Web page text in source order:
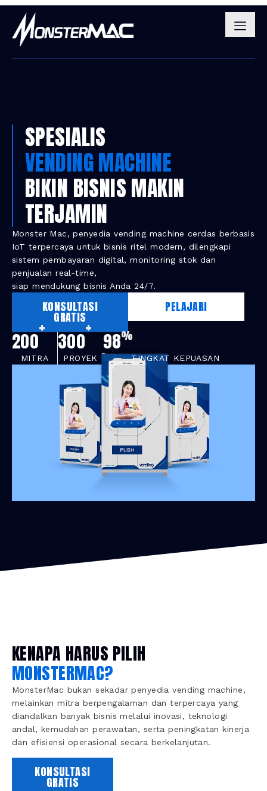
SPESIALIS
VENDING MACHINE
BIKIN BISNIS MAKIN
TERJAMIN
Monster Mac, penyedia vending machine cerdas berbasis
IoT terpercaya untuk bisnis ritel modern, dilengkapi
sistem pembayaran digital, monitoring stok dan
penjualan real-time,
siap mendukung bisnis Anda 24/7.
KONSULTASI
GRATIS
PELAJARI
200
+
MITRA
300
+
PROYEK
98%
TINGKAT KEPUASAN
KENAPA HARUS PILIH
MONSTERMAC?
MonsterMac bukan sekadar penyedia vending machine,
melainkan mitra berpengalaman dan terpercaya yang
diandalkan banyak bisnis melalui inovasi, teknologi
andal, kemudahan perawatan, serta peningkatan kinerja
dan efisiensi operasional secara berkelanjutan.
KONSULTASI
GRATIS